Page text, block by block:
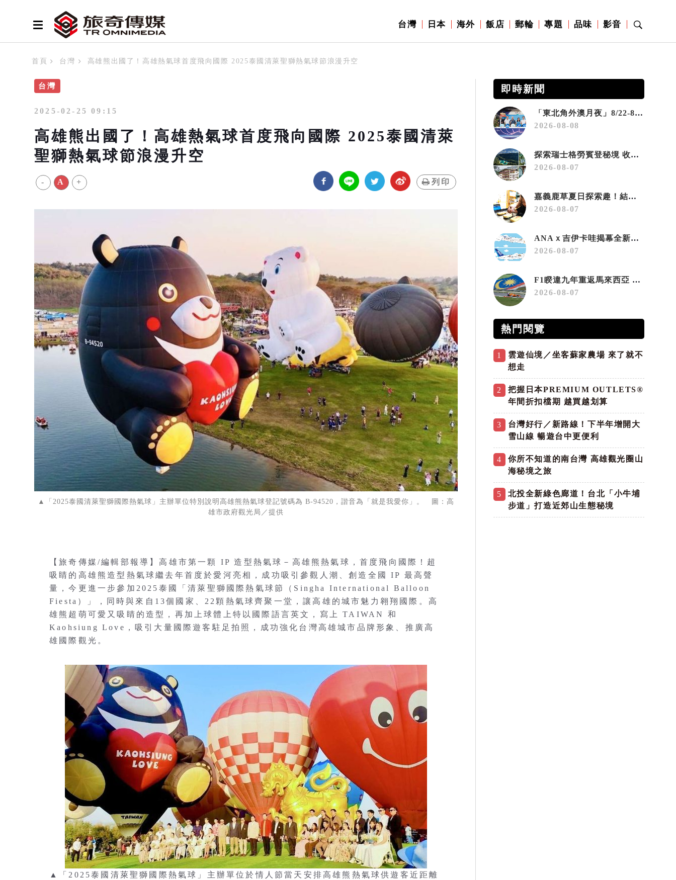
台灣 日本 海外 飯店 郵輪 專題 品味 影音
首頁 台灣 高雄熊出國了！高雄熱氣球首度飛向國際 2025泰國清萊聖獅熱氣球節浪漫升空
台灣
2025-02-25 09:15
高雄熊出國了！高雄熱氣球首度飛向國際 2025泰國清萊
聖獅熱氣球節浪漫升空
- A + 列印
▲「2025泰國清萊聖獅國際熱氣球」主辦單位特別說明高雄熊熱氣球登記號碼為 B-94520，諧音為「就是我愛你」。 圖：高
雄市政府觀光局／提供
【旅奇傳媒/編輯部報導】高雄市第一顆 IP 造型熱氣球－高雄熊熱氣球，首度飛向國際！超
吸睛的高雄熊造型熱氣球繼去年首度於愛河亮相，成功吸引參觀人潮、創造全國 IP 最高聲
量，今更進一步參加2025泰國「清萊聖獅國際熱氣球節（Singha International Balloon
Fiesta）」，同時與來自13個國家、22顆熱氣球齊聚一堂，讓高雄的城市魅力翱翔國際。高
雄熊超萌可愛又吸睛的造型，再加上球體上特以國際語言英文，寫上 TAIWAN 和
Kaohsiung Love，吸引大量國際遊客駐足拍照，成功強化台灣高雄城市品牌形象、推廣高
雄國際觀光。
▲「2025泰國清萊聖獅國際熱氣球」主辦單位於情人節當天安排高雄熊熱氣球供遊客近距離
即時新聞
「東北角外澳月夜」8/22-8/23浪漫登場 串聯五漁村、音樂、市集、火舞與慢旅共度夏夜
2026-08-08
探索瑞士格勞賓登秘境 收藏六種阿爾卑斯夏日療癒之旅
2026-08-07
嘉義鹿草夏日探索趣！結合科學、農場與自然的親子小旅行
2026-08-07
ANAｘ吉伊卡哇揭幕全新彩繪機「Chiikawa JET」
2026-08-07
F1睽違九年重返馬來西亞 三大國際賽事打造10月運動旅遊熱潮 賽車、自行車、路跑同週登場
2026-08-07
熱門閱覽
1
雲遊仙境／坐客蘇家農場 來了就不
想走
2
把握日本PREMIUM OUTLETS®
年間折扣檔期 越買越划算
3
台灣好行／新路線！下半年增開大
雪山線 暢遊台中更便利
4
你所不知道的南台灣 高雄觀光圈山
海秘境之旅
5
北投全新綠色廊道！台北「小牛埔
步道」打造近郊山生態秘境